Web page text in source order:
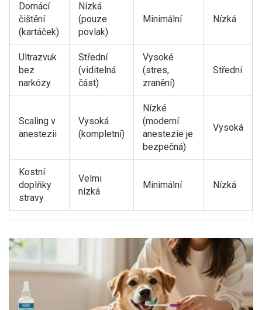
Domácí
čištění
(kartáček)
Nízká
(pouze
povlak)
Minimální Nízká
Ultrazvuk
bez
narkózy
Střední
(viditelná
část)
Vysoké
(stres,
zranění)
Střední
Scaling v
anestezii
Vysoká
(kompletní)
Nízké
(moderní
anestezie je
bezpečná)
Vysoká
Kostní
doplňky
stravy
Velmi
nízká
Minimální Nízká